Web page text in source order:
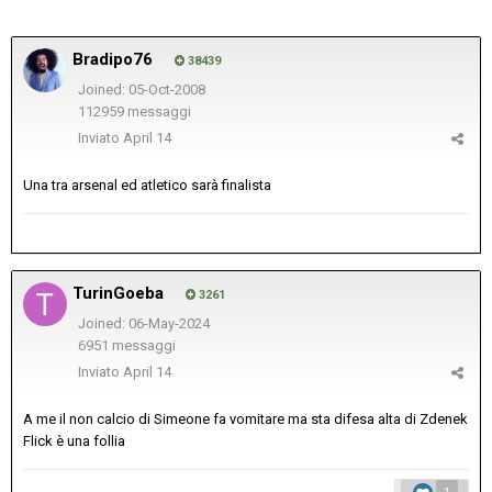
Bradipo76 38439
Joined: 05-Oct-2008
112959 messaggi
Inviato April 14
Una tra arsenal ed atletico sarà finalista
TurinGoeba 3261
Joined: 06-May-2024
6951 messaggi
Inviato April 14
A me il non calcio di Simeone fa vomitare ma sta difesa alta di Zdenek
Flick è una follia